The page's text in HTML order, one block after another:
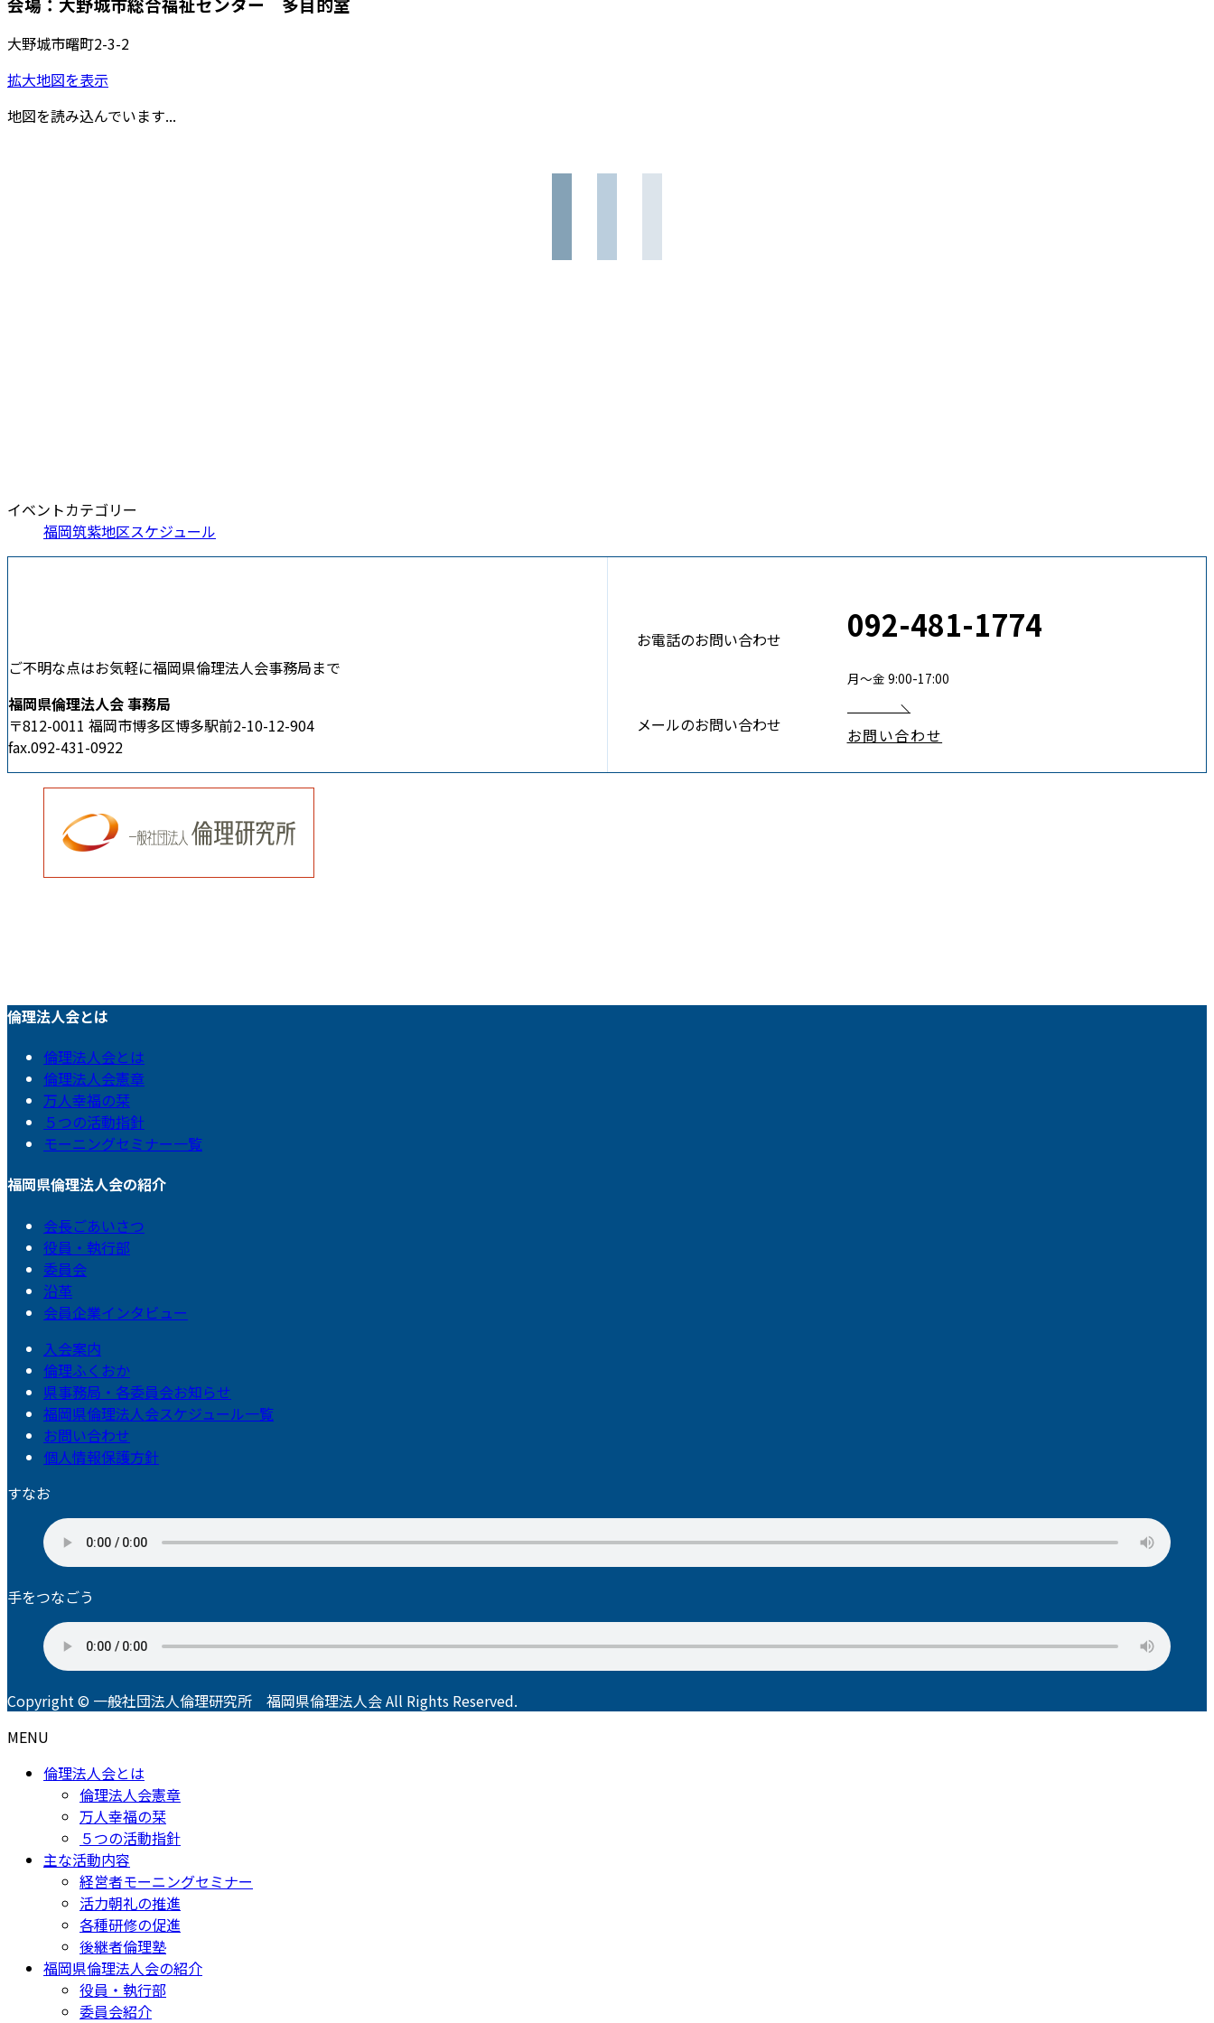
大野城市曙町2-3-2
拡大地図を表示
地図を読み込んでいます...
イベントカテゴリー
福岡筑紫地区スケジュール
ご不明な点はお気軽に福岡県倫理法人会事務局まで
福岡県倫理法人会 事務局
〒812-0011 福岡市博多区博多駅前2-10-12-904
fax.092-431-0922
お電話のお問い合わせ 092-481-1774
月〜金 9:00-17:00
メールのお問い合わせ お問い合わせ
倫理法人会とは
倫理法人会とは
倫理法人会憲章
万人幸福の栞
５つの活動指針
モーニングセミナー一覧
福岡県倫理法人会の紹介
会長ごあいさつ
役員・執行部
委員会
沿革
会員企業インタビュー
入会案内
倫理ふくおか
県事務局・各委員会お知らせ
福岡県倫理法人会スケジュール一覧
お問い合わせ
個人情報保護方針
すなお
手をつなごう
Copyright © 一般社団法人倫理研究所 福岡県倫理法人会 All Rights Reserved.
MENU
倫理法人会とは
倫理法人会憲章
万人幸福の栞
５つの活動指針
主な活動内容
経営者モーニングセミナー
活力朝礼の推進
各種研修の促進
後継者倫理塾
福岡県倫理法人会の紹介
役員・執行部
委員会紹介